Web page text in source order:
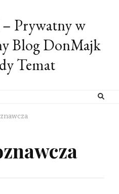
Prywatny w
Blog DonMajk
Temat